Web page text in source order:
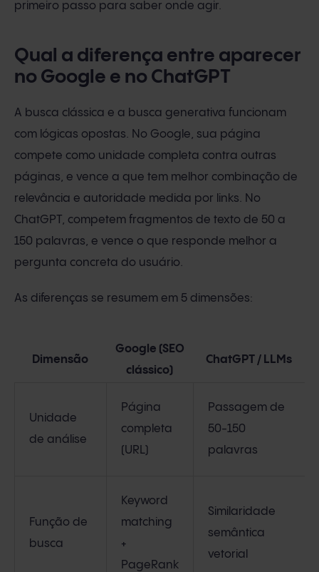
primeiro passo para saber onde agir.
Qual a diferença entre aparecer
no Google e no ChatGPT
A busca clássica e a busca generativa funcionam
com lógicas opostas. No Google, sua página
compete como unidade completa contra outras
páginas, e vence a que tem melhor combinação de
relevância e autoridade medida por links. No
ChatGPT, competem fragmentos de texto de 50 a
150 palavras, e vence o que responde melhor a
pergunta concreta do usuário.
As diferenças se resumem em 5 dimensões:
Dimensão
Google (SEO
clássico)
ChatGPT / LLMs
Unidade
de análise
Página
completa
(URL)
Passagem de
50-150
palavras
Função de
busca
Keyword
matching
+
PageRank
Similaridade
semântica
vetorial